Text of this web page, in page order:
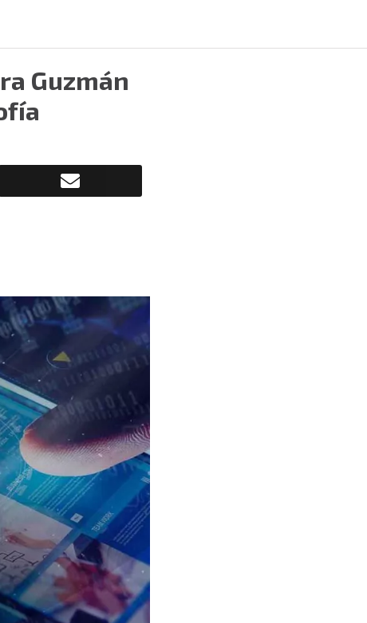
Guzmán